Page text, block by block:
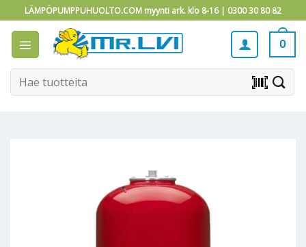
to
content
LÄMPÖPUMPPUHUOLTO.COM myynti ark. klo 8-16 | 0300 30 80 82
0
Etsi: barcode_scanner